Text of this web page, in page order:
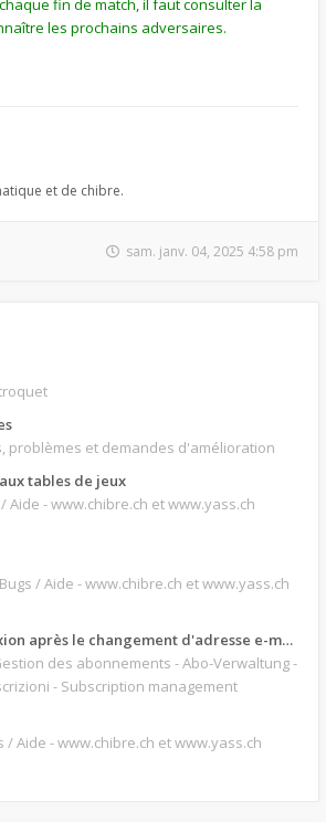
fin de match, il faut consulter la
les prochains adversaires.
et de chibre.
sam. janv. 04, 2025 4:58 pm
problèmes et demandes d'amélioration
aux tables de jeux
Aide - www.chibre.ch et www.yass.ch
/ Aide - www.chibre.ch et www.yass.ch
après le changement d'adresse e-mail.
des abonnements - Abo-Verwaltung -
- Subscription management
/ Aide - www.chibre.ch et www.yass.ch